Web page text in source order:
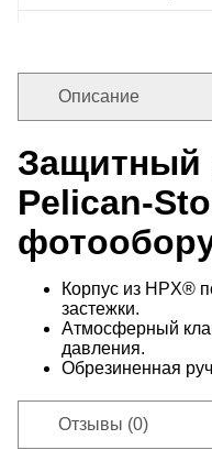
Описание
Защитный
Pelican-
Корпус из HPX®
застежки.
Атмосферный
давления.
Обрезиненная
Отзывы (0)